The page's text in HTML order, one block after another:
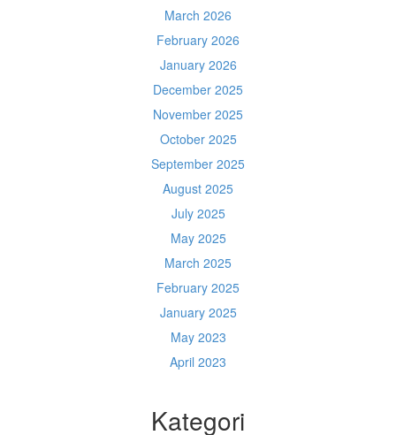
March 2026
February 2026
January 2026
December 2025
November 2025
October 2025
September 2025
August 2025
July 2025
May 2025
March 2025
February 2025
January 2025
May 2023
April 2023
Kategori